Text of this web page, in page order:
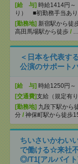
[給 与] 時給1414円
り） ■初勤務手当あ
[勤務地] 新宿駅から徒
高田馬場駅から徒歩 / …
＜日本を代表す
公演のサポート
[給 与] 時給1250円～
[交通費]支給（規定有り
[勤務地] 九段下駅から
分 / 神保町駅から徒歩
ちいさいかわい
で働ける☆来社
◎/T1[アルバイ